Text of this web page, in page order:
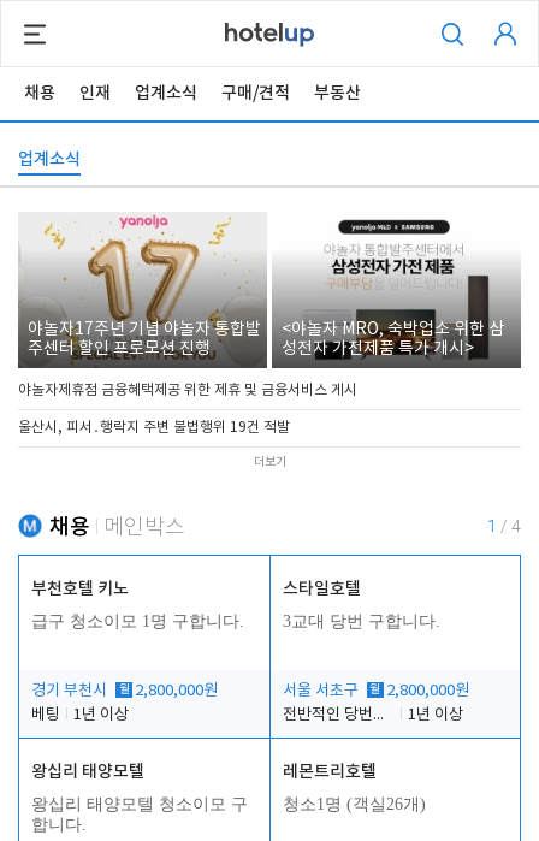
채용 인재 업계소식 구매/견적 부동산
업계소식
야놀자17주년 기념 야놀자 통합발
주센터 할인 프로모션 진행
<야놀자 MRO, 숙박업소 위한 삼
성전자 가전제품 특가 개시>
야놀자제휴점 금융혜택제공 위한 제휴 및 금융서비스 게시
울산시, 피서․행락지 주변 불법행위 19건 적발
더보기
채용 메인박스 1 / 4
부천호텔 키노
급구 청소이모 1명 구합니다.
경기 부천시 월 2,800,000원
베팅
1년 이상
스타일호텔
3교대 당번 구합니다.
서울 서초구 월 2,800,000원
전반적인 당번업무
1년 이상
왕십리 태양모텔
왕십리 태양모텔 청소이모 구
합니다.
레몬트리호텔
청소1명 (객실26개)